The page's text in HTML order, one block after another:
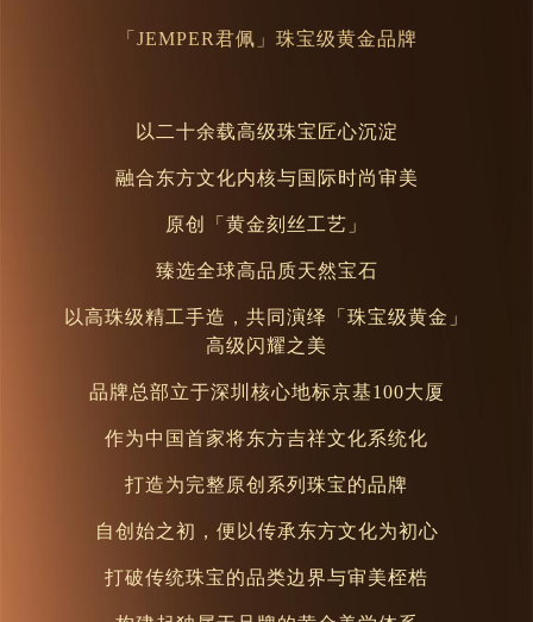
「JEMPER君佩」珠宝级黄金品牌
以二十余载高级珠宝匠心沉淀
融合东方文化内核与国际时尚审美
原创「黄金刻丝工艺」
臻选全球高品质天然宝石
以高珠级精工手造，共同演绎「珠宝级黄金」
高级闪耀之美
品牌总部立于深圳核心地标京基100大厦
作为中国首家将东方吉祥文化系统化
打造为完整原创系列珠宝的品牌
自创始之初，便以传承东方文化为初心
打破传统珠宝的品类边界与审美桎梏